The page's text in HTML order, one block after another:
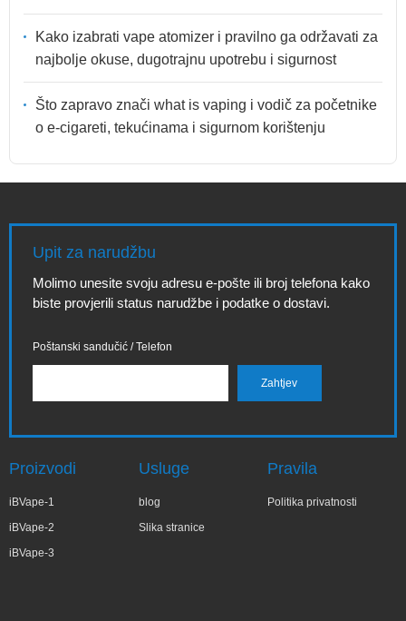
Kako izabrati vape atomizer i pravilno ga održavati za
najbolje okuse, dugotrajnu upotrebu i sigurnost
Što zapravo znači what is vaping i vodič za početnike
o e-cigareti, tekućinama i sigurnom korištenju
Upit za narudžbu
Molimo unesite svoju adresu e-pošte ili broj telefona kako
biste provjerili status narudžbe i podatke o dostavi.
Poštanski sandučić / Telefon
Proizvodi
iBVape-1
iBVape-2
iBVape-3
Usluge
blog
Slika stranice
Pravila
Politika privatnosti